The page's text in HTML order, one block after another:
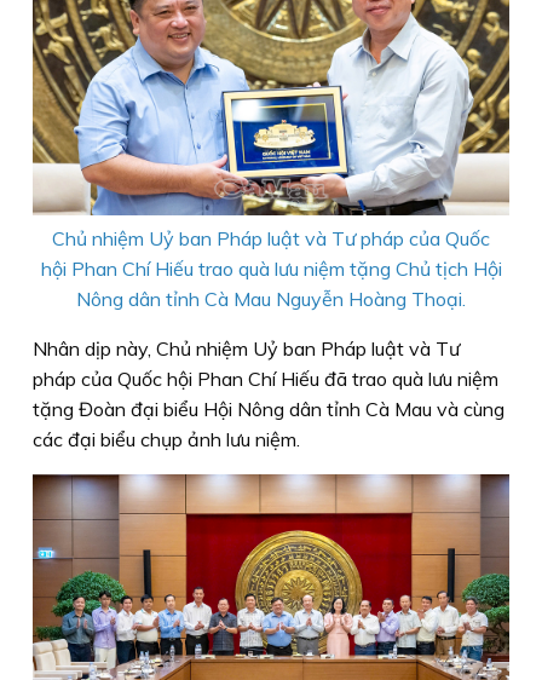
Chủ nhiệm Uỷ ban Pháp luật và Tư pháp của Quốc
hội Phan Chí Hiếu trao quà lưu niệm tặng Chủ tịch Hội
Nông dân tỉnh Cà Mau Nguyễn Hoàng Thoại.
Nhân dịp này, Chủ nhiệm Uỷ ban Pháp luật và Tư
pháp của Quốc hội Phan Chí Hiếu đã trao quà lưu niệm
tặng Đoàn đại biểu Hội Nông dân tỉnh Cà Mau và cùng
các đại biểu chụp ảnh lưu niệm.